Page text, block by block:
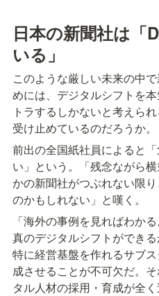
日本の新聞社は「
いる」
このような厳しい未来の中
めには、デジタルシフトを
トラするしかないと考えら
受け止めているのだろうか。
前出の全国紙社員によると
い」という。「残念ながら
かの新聞社がつぶれない限
のかもしれない」と嘆く。
「海外の事例を見ればわか
真のデジタルシフトができる
特に経営基盤を作れるサブ
成させることが不可欠だ。
タル人材の採用・育成が全く